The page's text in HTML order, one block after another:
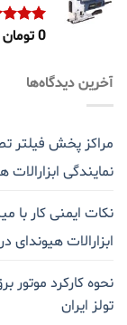
نمره
0تومان
آخرین دیدگاه‌ها
مراکز پخش فیلتر
نمایندگی ابزارالات
نکات ایمنی کار با
ابزارالات هیوندای
نحوه کارکرد
تولز ایران